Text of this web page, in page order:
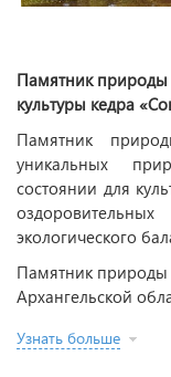
Памятник природы
культуры кедра
Памятник
уникальных
состоянии для
экологического
Памятник природы
Архангельской
Узнать больше